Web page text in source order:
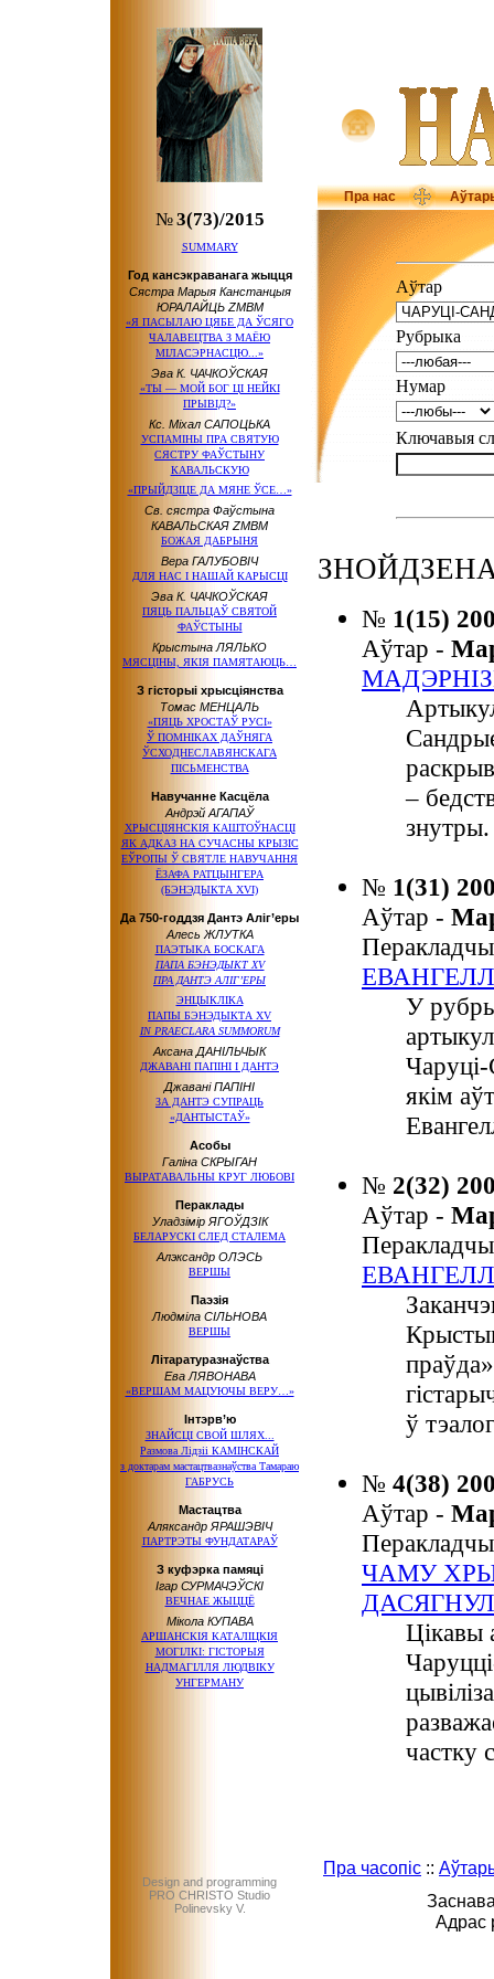
Пра нас
№3(73)/2015
SUMMARY
Год кансэкраванага жыцця
Сястра Марыя Канстанцыя
ЮРАЛАЙЦЬ ZMBM
«Я ПАСЫЛАЮ ЦЯБЕ ДА ЎСЯГО
ЧАЛАВЕЦТВА З МАЁЮ
МІЛАСЭРНАСЦЮ...»
Эва К. ЧАЧКОЎСКАЯ
«ТЫ — МОЙ БОГ ЦІ НЕЙКІ
ПРЫВІД?»
Кс. Міхал САПОЦЬКА
УСПАМІНЫ ПРА СВЯТУЮ
СЯСТРУ ФАЎСТЫНУ
КАВАЛЬСКУЮ
«ПРЫЙДЗІЦЕ ДА МЯНЕ ЎСЕ…»
Св. сястра Фаўстына
КАВАЛЬСКАЯ ZMBM
БОЖАЯ ДАБРЫНЯ
Вера ГАЛУБОВІЧ
ДЛЯ НАС І НАШАЙ КАРЫСЦІ
Эва К. ЧАЧКОЎСКАЯ
ПЯЦЬ ПАЛЬЦАЎ СВЯТОЙ
ФАЎСТЫНЫ
Крыстына ЛЯЛЬКО
МЯСЦІНЫ, ЯКІЯ ПАМЯТАЮЦЬ…
З гісторыі хрысціянства
Томас МЕНЦАЛЬ
«ПЯЦЬ ХРОСТАЎ РУСІ»
Ў ПОМНІКАХ ДАЎНЯГА
ЎСХОДНЕСЛАВЯНСКАГА
ПІСЬМЕНСТВА
Навучанне Касцёла
Андрэй АГАПАЎ
ХРЫСЦІЯНСКІЯ КАШТОЎНАСЦІ
ЯК АДКАЗ НА СУЧАСНЫ КРЫЗІС
ЕЎРОПЫ Ў СВЯТЛЕ НАВУЧАННЯ
ЁЗАФА РАТЦЫНГЕРА
(БЭНЭДЫКТА XVI)
Да 750-годдзя Дантэ Аліг’еры
Алесь ЖЛУТКА
ПАЭТЫКА БОСКАГА
ПАПА БЭНЭДЫКТ XV
ПРА ДАНТЭ АЛІГ’ЕРЫ
ЭНЦЫКЛІКА
ПАПЫ БЭНЭДЫКТА XV
IN PRAECLARA SUMMORUM
Аксана ДАНІЛЬЧЫК
ДЖАВАНІ ПАПІНІ І ДАНТЭ
Джавані ПАПІНІ
ЗА ДАНТЭ СУПРАЦЬ
«ДАНТЫСТАЎ»
Асобы
Галіна СКРЫГАН
ВЫРАТАВАЛЬНЫ КРУГ ЛЮБОВІ
Пераклады
Уладзімір ЯГОЎДЗІК
БЕЛАРУСКІ СЛЕД СТАЛЕМА
Алэксандр ОЛЭСЬ
ВЕРШЫ
Паэзія
Людміла СІЛЬНОВА
ВЕРШЫ
Літаратуразнаўства
Ева ЛЯВОНАВА
«ВЕРШАМ МАЦУЮЧЫ ВЕРУ…»
Інтэрв’ю
ЗНАЙСЦІ СВОЙ ШЛЯХ...
Размова Лідзіі КАМІНСКАЙ
з доктарам мастацтвазнаўства Тамараю
ГАБРУСЬ
Мастацтва
Аляксандр ЯРАШЭВІЧ
ПАРТРЭТЫ ФУНДАТАРАЎ
З куфэрка памяці
Ігар СУРМАЧЭЎСКІ
ВЕЧНАЕ ЖЫЦЦЁ
Мікола КУПАВА
АРШАНСКІЯ КАТАЛІЦКІЯ
МОГІЛКІ: ГІСТОРЫЯ
НАДМАГІЛЛЯ ЛЮДВІКУ
УНГЕРМАНУ
Аўтар
Рубрыка
Нумар
Ключавыя
№ 1(15)
Аўтар -
–
знутры.
№ 1(31)
Аўтар -
У
якім
№ 2(32)
Аўтар -
ў
№ 4(38)
Аўтар -
ЧАМУ
Цікавы
частку
Design and programming
PRO CHRISTO Studio
Polinevsky V.
Пра часопіс ::
Адрас